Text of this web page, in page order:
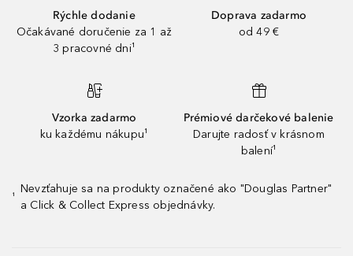
Rýchle dodanie
Očakávané doručenie za 1 až
3 pracovné dni¹
Doprava zadarmo
od 49 €
Vzorka zadarmo
ku každému nákupu¹
Prémiové darčekové balenie
Darujte radosť v krásnom
balení¹
¹
Nevzťahuje sa na produkty označené ako "Douglas Partner"
a Click & Collect Express objednávky.